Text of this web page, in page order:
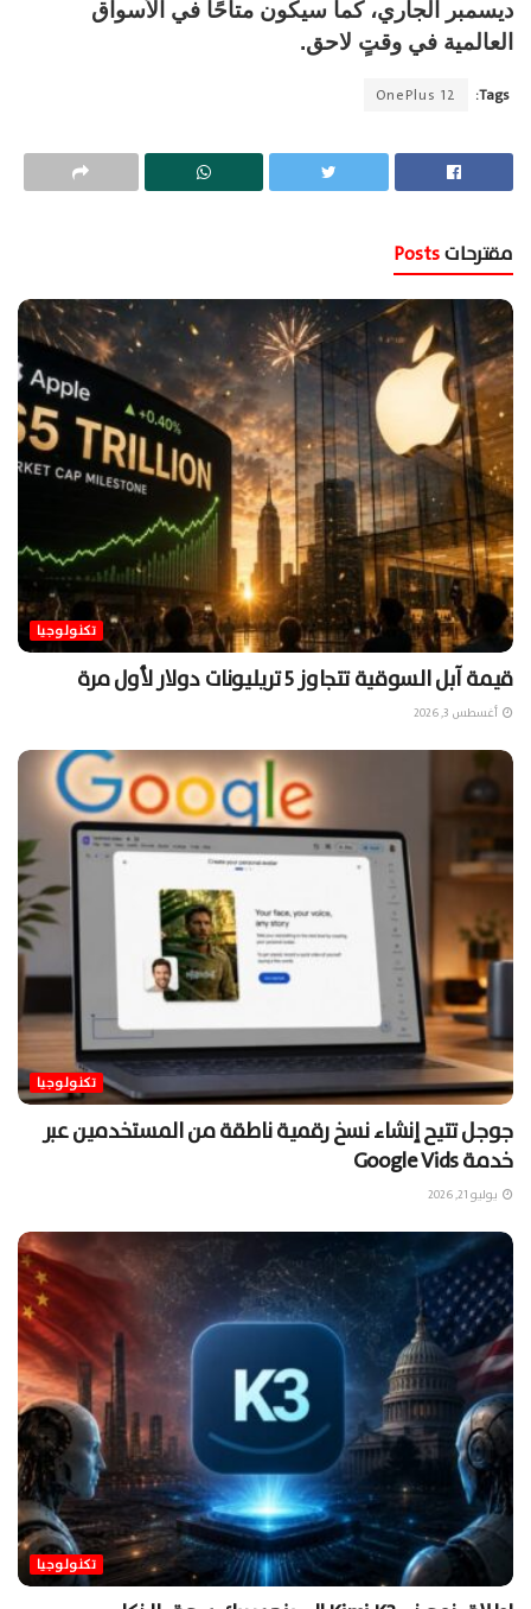
ديسمبر الجاري، كما سيكون متاحًا في الأسواق
العالمية في وقتٍ لاحق.
Tags:
OnePlus 12
مقترحات
تكنولوجيا
قيمة آبل السوقية تتجاوز 5 تريليونات دولار لأول مرة
أغسطس 3, 2026
تكنولوجيا
جوجل تتيح إنشاء نسخ رقمية ناطقة من المستخدمين عبر
خدمة Google Vids
يوليو 21, 2026
تكنولوجيا